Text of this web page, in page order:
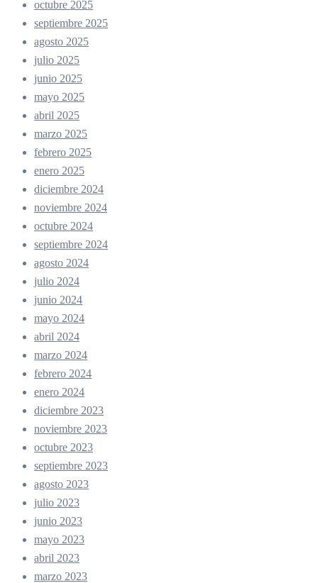
octubre 2025
septiembre 2025
agosto 2025
julio 2025
junio 2025
mayo 2025
abril 2025
marzo 2025
febrero 2025
enero 2025
diciembre 2024
noviembre 2024
octubre 2024
septiembre 2024
agosto 2024
julio 2024
junio 2024
mayo 2024
abril 2024
marzo 2024
febrero 2024
enero 2024
diciembre 2023
noviembre 2023
octubre 2023
septiembre 2023
agosto 2023
julio 2023
junio 2023
mayo 2023
abril 2023
marzo 2023